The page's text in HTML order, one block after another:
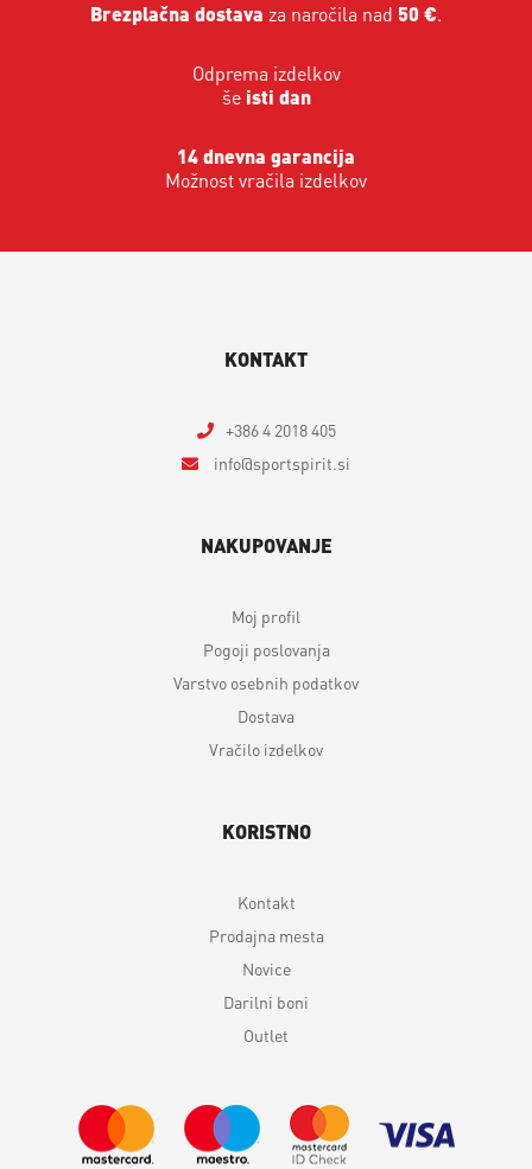
Brezplačna dostava za naročila nad 50 €.
Odprema izdelkov
še isti dan
14 dnevna garancija
Možnost vračila izdelkov
KONTAKT
+386 4 2018 405
info
sportspirit.si
NAKUPOVANJE
Moj profil
Pogoji poslovanja
Varstvo osebnih podatkov
Dostava
Vračilo izdelkov
KORISTNO
Kontakt
Prodajna mesta
Novice
Darilni boni
Outlet